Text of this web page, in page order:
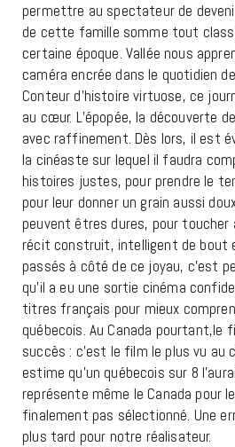
permettre au spectateur de
de cette famille somme tout
certaine époque. Vallée nous
caméra encrée dans le quotidien
Conteur d’histoire virtuose, ce
au cœur. L’épopée, la découverte
avec raffinement. Dès lors, il est
la cinéaste sur lequel il faudra
histoires justes, pour prendre le
pour leur donner un grain aussi
peuvent êtres dures, pour toucher
récit construit, intelligent de bout
passés à côté de ce joyau, c’est
qu’il a eu une sortie cinéma
titres français pour mieux
québecois. Au Canada pourtant,le
succès : c’est le film le plus vu au
estime qu’un québecois sur 8
représente même le Canada pour
finalement pas sélectionné. Une
plus tard pour notre réalisateur.